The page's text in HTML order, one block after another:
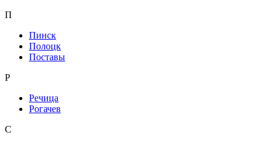
П
Пинск
Полоцк
Поставы
Р
Речица
Рогачев
С